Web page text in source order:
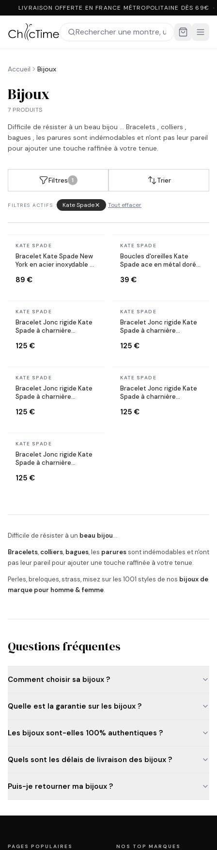
LIVRAISON OFFERTE EN FRANCE MÉTROPOLITAINE DÈS 69€
Accueil Bijoux
Bijoux
7 PRODUITS
Difficile de résister à un beau bijou ... Bracelets , colliers ,
bagues , les parures sont indémodables et n'ont pas leur pareil
pour ajouter une touche raffinée à votre tenue.
Filtres 1 Trier
FILTRES ACTIFS : Kate Spade Tout effacer
En stock
KATE SPADE
Bracelet Kate Spade New
York en acier inoxydable or
89 €
En stock
KATE SPADE
Boucles d'oreilles Kate
Spade ace en métal doré
39 €
En stock
KATE SPADE
Bracelet Jonc rigide Kate
Spade à charnière
rose
125 €
En stock
KATE SPADE
Bracelet Jonc rigide Kate
Spade à charnière
125 €
En stock
KATE SPADE
Bracelet Jonc rigide Kate
Spade à charnière
écaille
125 €
En stock
KATE SPADE
Bracelet Jonc rigide Kate
Spade à charnière
125 €
En stock
KATE SPADE
Bracelet Jonc rigide Kate
Spade à charnière
blanc
125 €
Difficile de résister à un beau bijou...
Bracelets, colliers, bagues, les paruressont indémodables et n'ont
pas leur pareil pour ajouter une touche raffinée à votre tenue.
Perles, breloques, strass, misez sur les 1001 styles de nos bijoux de
marque pour homme & femme.
Questions fréquentes
Comment choisir sa bijoux ?
Quelle est la garantie sur les bijoux ?
Les bijoux sont-elles 100% authentiques ?
Quels sont les délais de livraison des bijoux ?
Puis-je retourner ma bijoux ?
PAGES POPULAIRES NOS TOP MARQUES